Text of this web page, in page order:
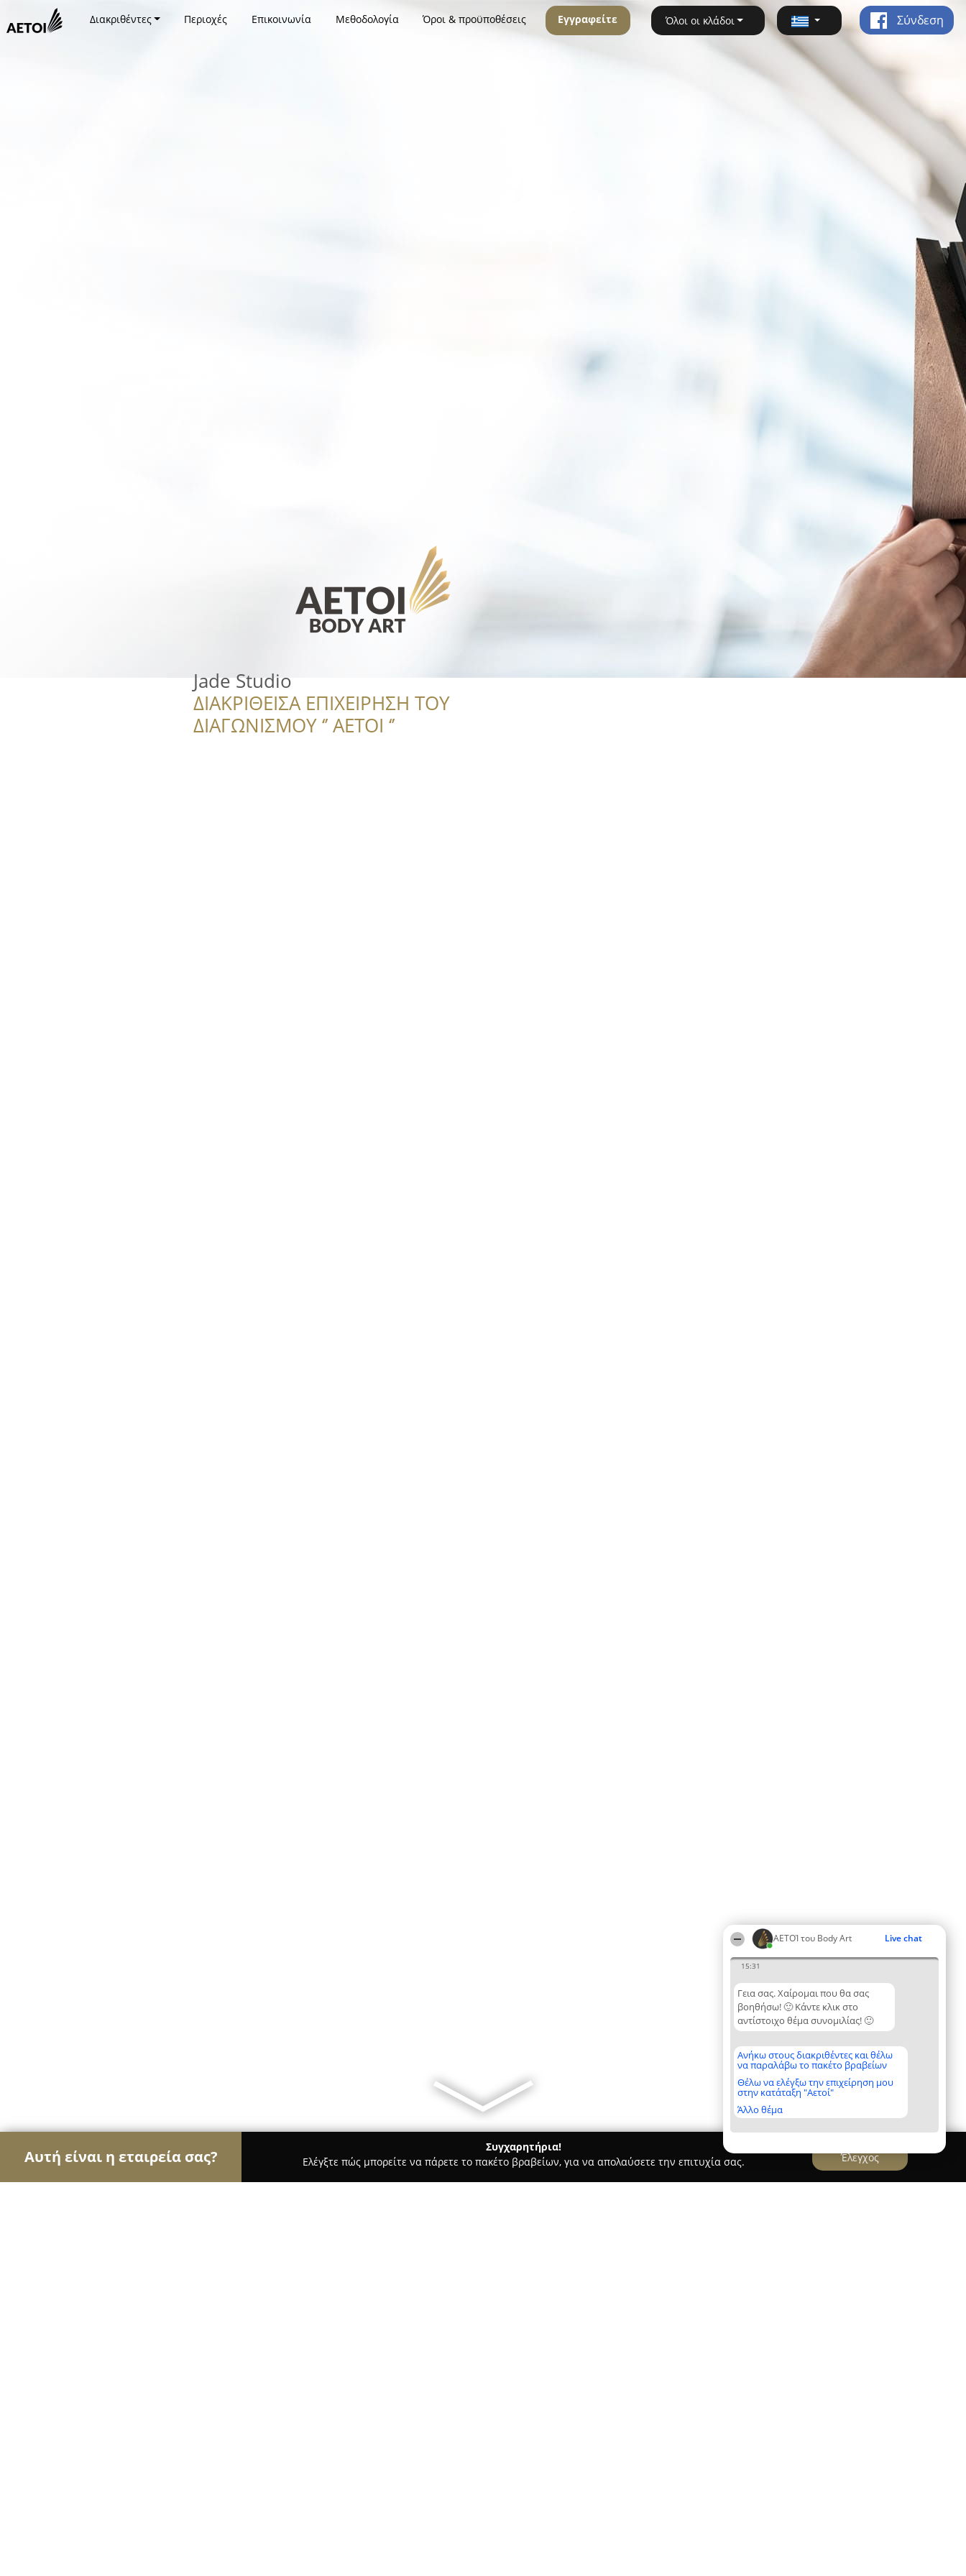
ΑΕΤΟΊ του Body Art Live chat
15:31
Γεια σας. Χαίρομαι που θα σας
βοηθήσω! 🙂 Κάντε κλικ στο
αντίστοιχο θέμα συνομιλίας! 🙂
Ανήκω στους διακριθέντες και θέλω
να παραλάβω το πακέτο βραβείων
Θέλω να ελέγξω την επιχείρηση μου
στην κατάταξη "Αετοί"
Άλλο θέμα
Διακριθέντες Περιοχές Επικοινωνία Μεθοδολογία Όροι & προϋποθέσεις Εγγραφείτε Όλοι οι κλάδοι Σύνδεση
Jade Studio
ΔΙΑΚΡΙΘΕΙΣΑ ΕΠΙΧΕΙΡΗΣΗ ΤΟΥ
ΔΙΑΓΩΝΙΣΜΟΥ ‘’ ΑΕΤΟΙ ‘’
Αυτή είναι η εταιρεία σας?
Συγχαρητήρια!
Ελέγξτε πώς μπορείτε να πάρετε το πακέτο βραβείων, για να απολαύσετε την επιτυχία σας.
Έλεγχος